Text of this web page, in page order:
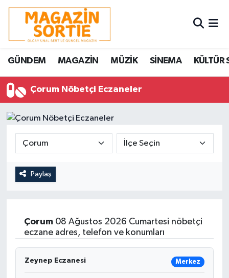
GÜNDEM MAGAZİN MÜZİK SİNEMA KÜLTÜR
Çorum Nöbetçi Eczaneler
Paylaş
Çorum08 Ağustos 2026 Cumartesi nöbetçi
eczane adres, telefon ve konumları
Zeynep Eczanesi Merkez
Nöbetçi Eczaneler
Hava Durumu
Trafik Durumu
Süper Lig Puan Durumu ve Fikstür
Tüm Manşetler
Son Dakika Haberleri